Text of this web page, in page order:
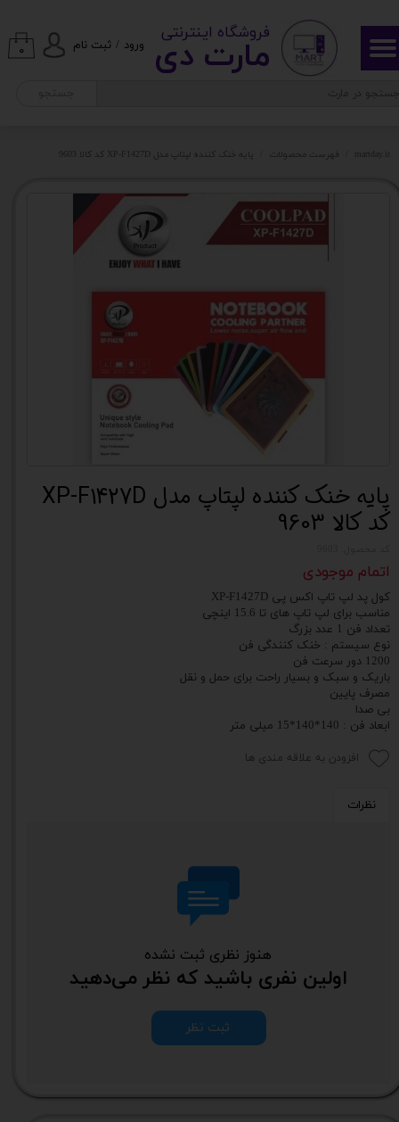
ورود / ثبت نام
حساب کاربری من
تغییر گذر واژه
خروج از حساب کاربری
۰ مارت دی​​​​​​
​ ​فروشگاه اینترنتی
martday.ir فهرست محصولات پایه خنک کننده لپتاپ مدل XP-F1427D کد کالا 9603
پایه خنک کننده لپتاپ مدل XP-F1427D
کد کالا 9603
اتمام موجودی
کول پد لپ تاپ اکس پی XP-F1427D
مناسب برای لپ تاپ های تا 15.6 اینچی
تعداد فن 1 عدد بزرگ
نوع سیستم : خنک کنندگی فن
1200 دور سرعت فن
باریک و سبک و بسیار راحت برای حمل و نقل
مصرف پایین
بی صدا
ابعاد فن : 140*140*15 میلی متر
افزودن به علاقه مندی ها
نظرات
هنوز نظری ثبت نشده
اولین نفری باشید که نظر می‌دهید
ثبت نظر